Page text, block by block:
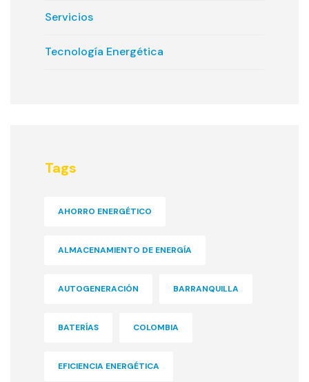
Servicios
Tecnología Energética
Tags
AHORRO ENERGÉTICO
ALMACENAMIENTO DE ENERGÍA
AUTOGENERACIÓN BARRANQUILLA
BATERÍAS COLOMBIA
EFICIENCIA ENERGÉTICA